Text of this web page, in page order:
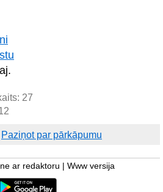
27
Paziņot par pārkāpumu
ar redaktoru Www versija